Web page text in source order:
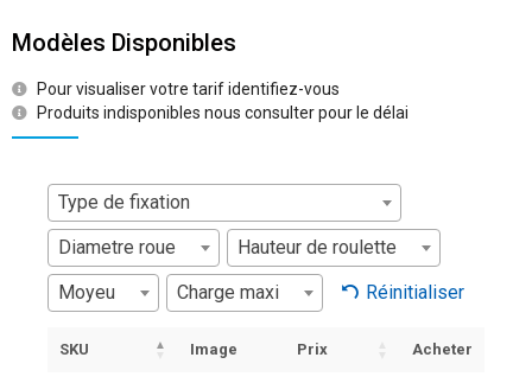
Modèles Disponibles
Pour visualiser votre tarif identifiez-vous
Produits indisponibles nous consulter pour le délai
Type de fixation
Diametre roue
Hauteur de roulette
Moyeu
Charge maxi Réinitialiser
SKU Image Prix Acheter